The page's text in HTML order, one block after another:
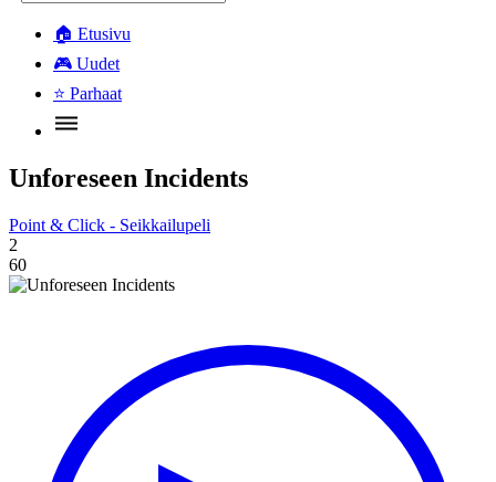
🏠 Etusivu
🎮 Uudet
⭐ Parhaat
Unforeseen Incidents
Point & Click - Seikkailupeli
2
60